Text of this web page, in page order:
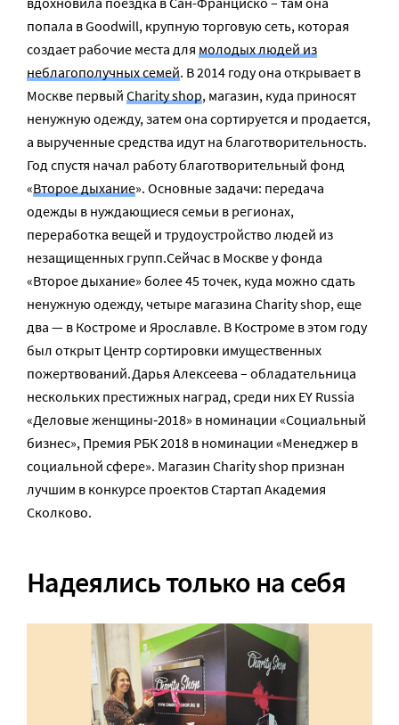
попала в Goodwill, крупную торговую сеть, которая
создает рабочие места для молодых людей из
неблагополучных семей. В 2014 году она открывает в
Москве первый Charity shop, магазин, куда приносят
ненужную одежду, затем она сортируется и продается,
а вырученные средства идут на благотворительность.
Год спустя начал работу благотворительный фонд
«Второе дыхание». Основные задачи: передача
одежды в нуждающиеся семьи в регионах,
переработка вещей и трудоустройство людей из
незащищенных групп.Сейчас в Москве у фонда
«Второе дыхание» более 45 точек, куда можно сдать
ненужную одежду, четыре магазина Charity shop, еще
два — в Костроме и Ярославле. В Костроме в этом году
был открыт Центр сортировки имущественных
пожертвований.Дарья Алексеева – обладательница
нескольких престижных наград, среди них EY Russia
«Деловые женщины‑2018» в номинации «Социальный
бизнес», Премия РБК 2018 в номинации «Менеджер в
социальной сфере». Магазин Charity shop признан
лучшим в конкурсе проектов Стартап Академия
Сколково.
Надеялись только на себя